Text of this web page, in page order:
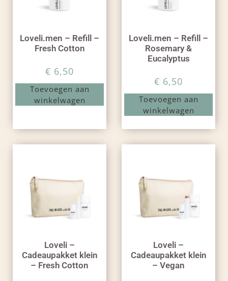
Loveli.men – Refill –
Fresh Cotton
€ 6,50
Toevoegen aan
winkelwagen
Loveli.men – Refill –
Rosemary &
Eucalyptus
€ 6,50
Toevoegen aan
winkelwagen
Loveli –
Cadeaupakket klein
– Fresh Cotton
Loveli –
Cadeaupakket klein
– Vegan